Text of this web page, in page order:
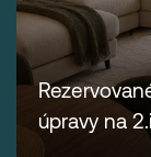
úpravy na